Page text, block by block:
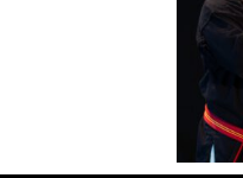
contactez-nous …